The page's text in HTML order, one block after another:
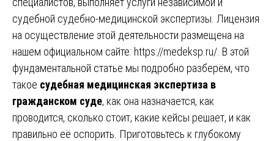
судебной судебно-медицинской экспертизы. Лицензия
на осуществление этой деятельности размещена на
нашем официальном сайте: https://medeksp.ru/ . В этой
фундаментальной статье мы подробно разберём, что
такое судебная медицинская экспертиза в
гражданском суде, как она назначается, как
проводится, сколько стоит, какие кейсы решает, и как
правильно её оспорить. Приготовьтесь к глубокому